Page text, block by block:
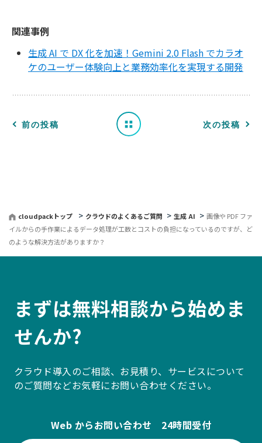
関連事例
生成 AI で DX 化を加速！Gemini 2.0 Flash でカラオ
ケのユーザー体験向上と業務効率化を実現する開発
前の投稿
一
覧
へ 次の投稿
cloudpackトップ クラウドのよくあるご質問 生成 AI
画像や PDF ファ
イルからの手作業によるデータ処理が工数とコストの負担になっているのですが、ど
のような解決方法がありますか？
まずは無料相談から始めま
せんか?
クラウド導入のご相談、お見積り、サービスについて
のご質問などお気軽にお問い合わせください。
Web からお問い合わせ 24時間受付